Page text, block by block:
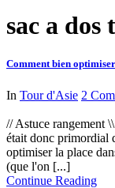
sac a
Comment bien
In Tour d'Asie 2
// Astuce rangement
était donc primordial
optimiser la place
(que l'on [...]
Continue Reading